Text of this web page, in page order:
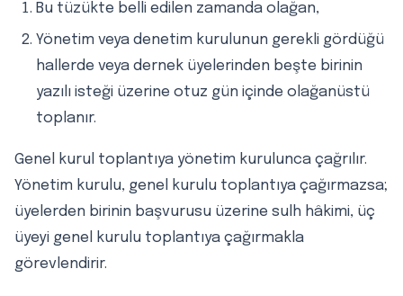
Bu tüzükte belli edilen zamanda olağan,
Yönetim veya denetim kurulunun gerekli gördüğü
hallerde veya dernek üyelerinden beşte birinin
yazılı isteği üzerine otuz gün içinde olağanüstü
toplanır.
Genel kurul toplantıya yönetim kurulunca çağrılır.
Yönetim kurulu, genel kurulu toplantıya çağırmazsa;
üyelerden birinin başvurusu üzerine sulh hâkimi, üç
üyeyi genel kurulu toplantıya çağırmakla
görevlendirir.